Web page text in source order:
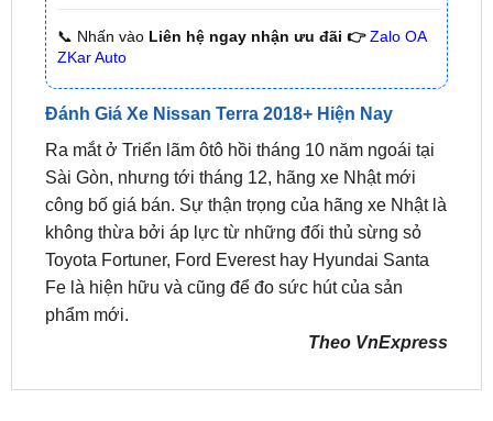
Đánh Giá Xe Nissan Terra 2018+ Hiện Nay
Ra mắt ở Triển lãm ôtô hồi tháng 10 năm ngoái tại
Sài Gòn, nhưng tới tháng 12, hãng xe Nhật mới
công bố giá bán. Sự thận trọng của hãng xe Nhật là
không thừa bởi áp lực từ những đối thủ sừng sỏ
Toyota Fortuner, Ford Everest hay Hyundai Santa
Fe là hiện hữu và cũng để đo sức hút của sản
phẩm mới.
Theo VnExpress
SẢN PHẨM MỚI